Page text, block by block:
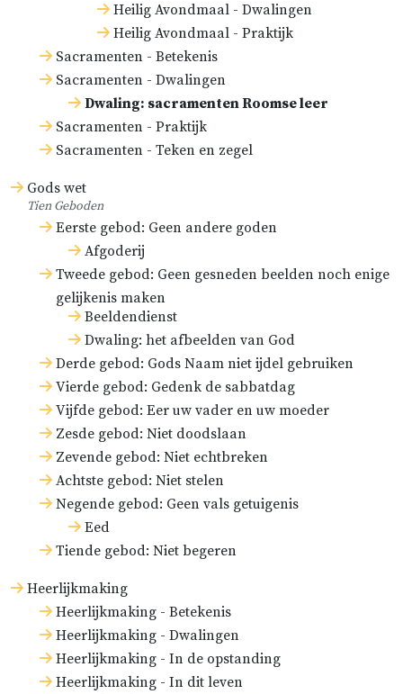
Heilig Avondmaal - Dwalingen
Heilig Avondmaal - Praktijk
Sacramenten - Betekenis
Sacramenten - Dwalingen
Dwaling: sacramenten Roomse leer
Sacramenten - Praktijk
Sacramenten - Teken en zegel
Gods wet
Tien Geboden
Eerste gebod: Geen andere goden
Afgoderij
Tweede gebod: Geen gesneden beelden noch enige
gelijkenis maken
Beeldendienst
Dwaling: het afbeelden van God
Derde gebod: Gods Naam niet ijdel gebruiken
Vierde gebod: Gedenk de sabbatdag
Vijfde gebod: Eer uw vader en uw moeder
Zesde gebod: Niet doodslaan
Zevende gebod: Niet echtbreken
Achtste gebod: Niet stelen
Negende gebod: Geen vals getuigenis
Eed
Tiende gebod: Niet begeren
Heerlijkmaking
Heerlijkmaking - Betekenis
Heerlijkmaking - Dwalingen
Heerlijkmaking - In de opstanding
Heerlijkmaking - In dit leven